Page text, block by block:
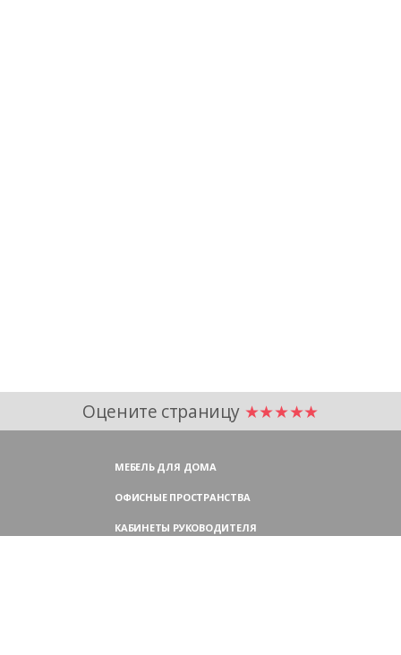
Оцените страницу ★★★★★
МЕБЕЛЬ ДЛЯ ДОМА
ОФИСНЫЕ ПРОСТРАНСТВА
КАБИНЕТЫ РУКОВОДИТЕЛЯ